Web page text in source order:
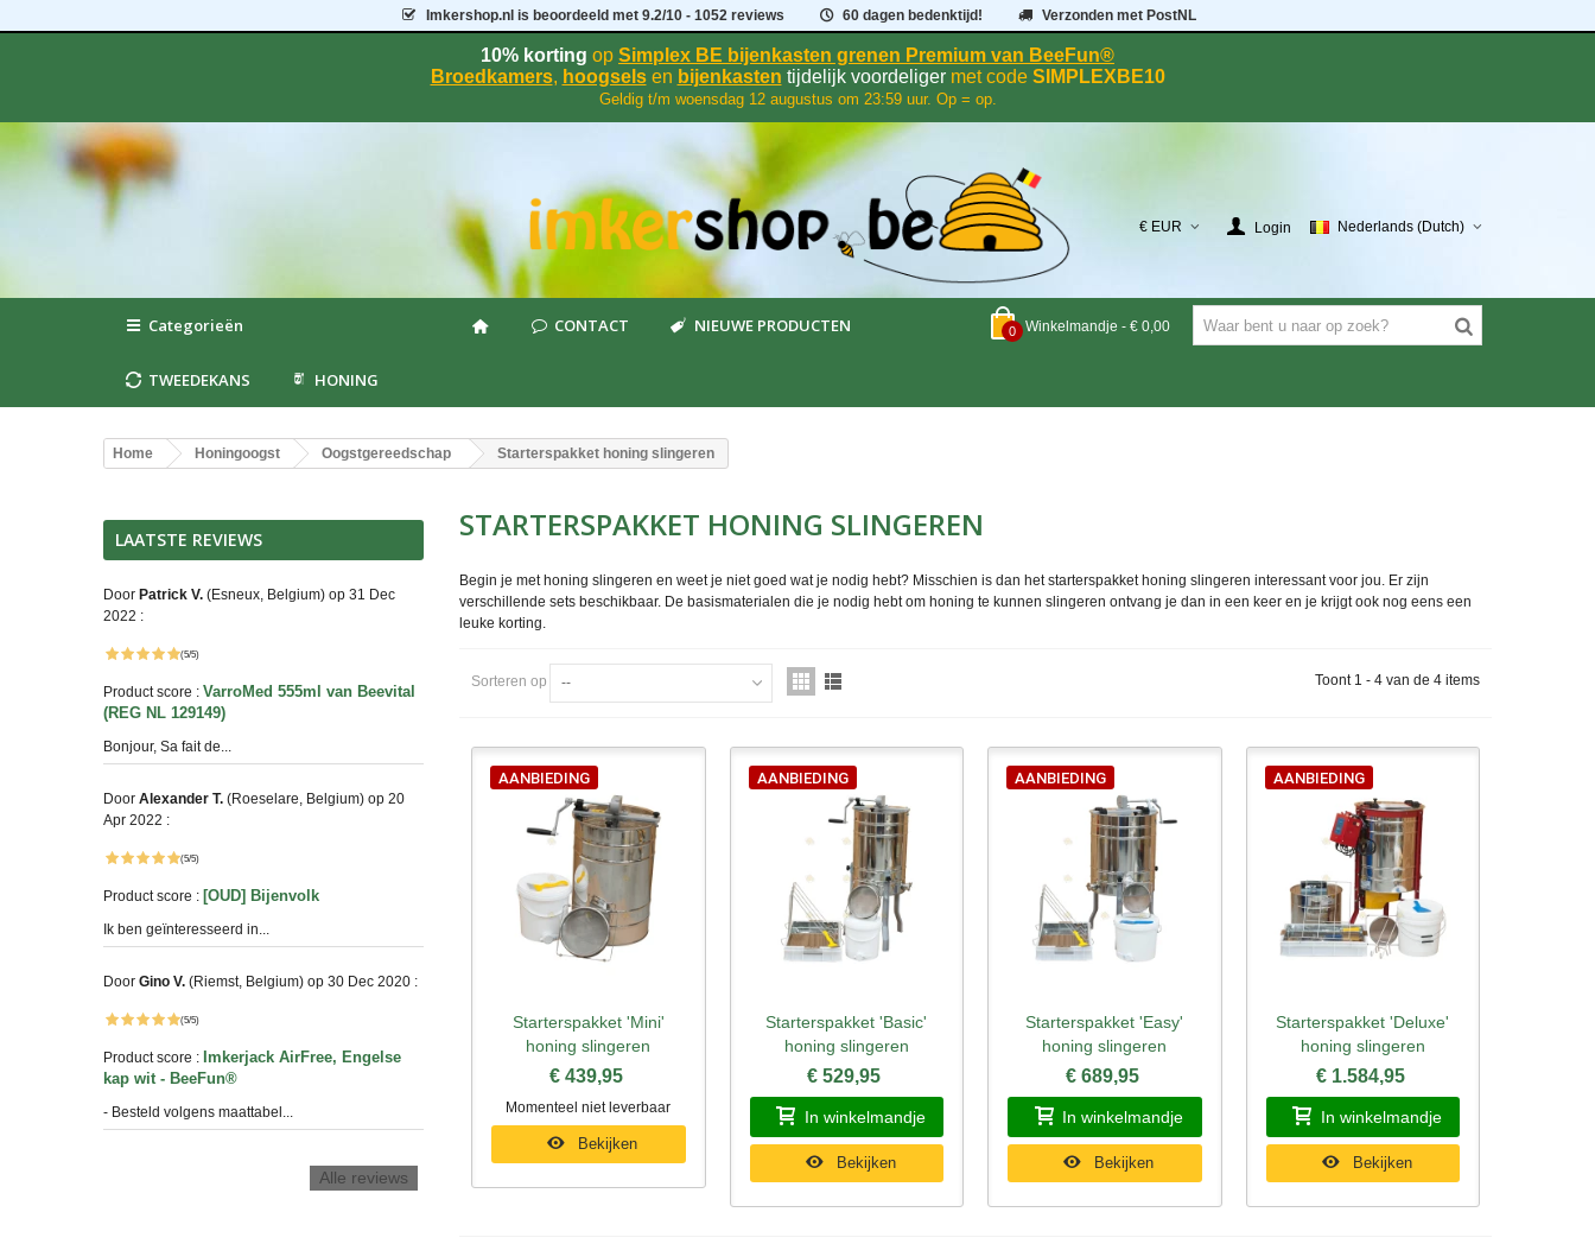
Imkershop.nl is beoordeeld met 9.2/10 - 1052 reviews 60 dagen bedenktijd! Verzonden met PostNL
10% korting op Simplex BE bijenkasten grenen Premium van BeeFun®
Broedkamers, hoogselsen bijenkasten tijdelijk voordeligermet codeSIMPLEXBE10
Geldig t/m woensdag 12 augustus om 23:59 uur. Op = op.
€ EUR Login Nederlands (Dutch)
0 Winkelmandje - € 0,00
Categorieën CONTACT NIEUWE PRODUCTEN
TWEEDEKANS HONING
Home Honingoogst Oogstgereedschap Starterspakket honing slingeren
LAATSTE REVIEWS
Door Patrick V. (Esneux, Belgium) op 31 Dec
2022 :
(5/5)
Product score : VarroMed 555ml van Beevital
(REG NL 129149)
Bonjour, Sa fait de...
Door Alexander T. (Roeselare, Belgium) op 20
Apr 2022 :
(5/5)
Product score : [OUD] Bijenvolk
Ik ben geïnteresseerd in...
Door Gino V. (Riemst, Belgium) op 30 Dec 2020 :
(5/5)
Product score : Imkerjack AirFree, Engelse
kap wit - BeeFun®
- Besteld volgens maattabel...
Alle reviews
STARTERSPAKKET HONING SLINGEREN
Begin je met honing slingeren en weet je niet goed wat je nodig hebt? Misschien is dan het starterspakket honing slingeren interessant voor jou. Er zijn
verschillende sets beschikbaar. De basismaterialen die je nodig hebt om honing te kunnen slingeren ontvang je dan in een keer en je krijgt ook nog eens een
leuke korting.
Sorteren op -- Toont 1 - 4 van de 4 items
AANBIEDING
Snel bekijken
Starterspakket 'Mini'
honing slingeren
€ 439,95
Momenteel niet leverbaar
Bekijken
AANBIEDING
Snel bekijken
Starterspakket 'Basic'
honing slingeren
€ 529,95
In winkelmandje
Bekijken
AANBIEDING
Snel bekijken
Starterspakket 'Easy'
honing slingeren
€ 689,95
In winkelmandje
Bekijken
AANBIEDING
Snel bekijken
Starterspakket 'Deluxe'
honing slingeren
€ 1.584,95
In winkelmandje
Bekijken